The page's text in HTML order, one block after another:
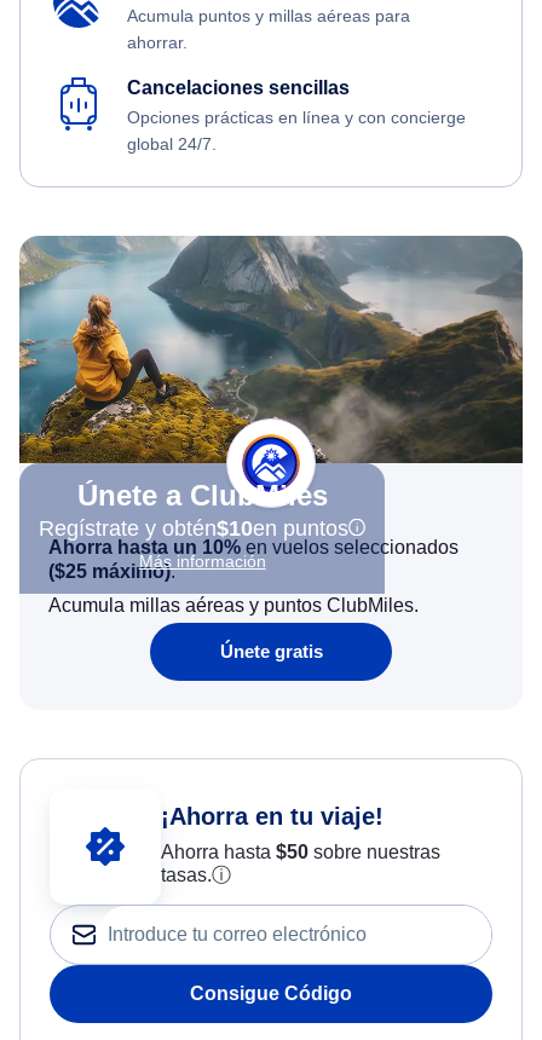
Acumula puntos y millas aéreas para
ahorrar.
Cancelaciones sencillas
Opciones prácticas en línea y con concierge
global 24/7.
Únete a ClubMiles
Regístrate y obtén$10en puntos
Más información
Ahorra hasta un 10% en vuelos seleccionados
($25 máximo).
Acumula millas aéreas y puntos ClubMiles.
Únete gratis
¡Ahorra en tu viaje!
Ahorra hasta $50sobre nuestras
tasas.ⓘ
Consigue Código